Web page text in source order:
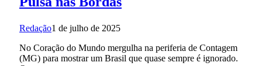
Redação1 de julho de 2025
No Coração do Mundo mergulha na periferia de Contagem
(MG) para mostrar um Brasil que quase sempre é ignorado.